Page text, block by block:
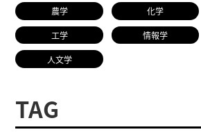
農学 化学
工学 情報学
人文学
TAG